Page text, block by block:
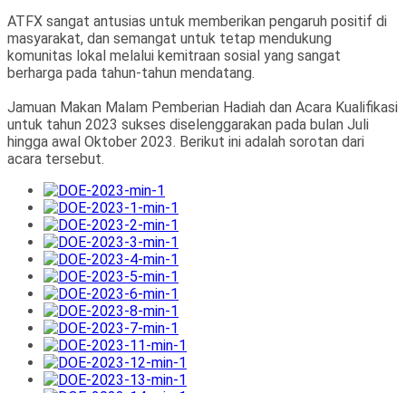
ATFX sangat antusias untuk memberikan pengaruh positif di
masyarakat, dan semangat untuk tetap mendukung
komunitas lokal melalui kemitraan sosial yang sangat
berharga pada tahun-tahun mendatang.
Jamuan Makan Malam Pemberian Hadiah dan Acara Kualifikasi
untuk tahun 2023 sukses diselenggarakan pada bulan Juli
hingga awal Oktober 2023. Berikut ini adalah sorotan dari
acara tersebut.